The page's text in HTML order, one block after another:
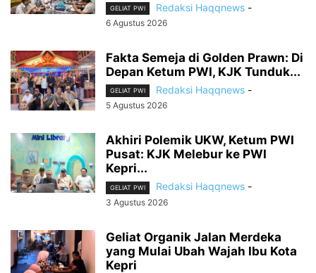
GELIAT PWI Redaksi Haqqnews -
6 Agustus 2026
Fakta Semeja di Golden Prawn: Di
Depan Ketum PWI, KJK Tunduk...
GELIAT PWI Redaksi Haqqnews -
5 Agustus 2026
Akhiri Polemik UKW, Ketum PWI
Pusat: KJK Melebur ke PWI
Kepri...
GELIAT PWI Redaksi Haqqnews -
3 Agustus 2026
Geliat Organik Jalan Merdeka
yang Mulai Ubah Wajah Ibu Kota
Kepri